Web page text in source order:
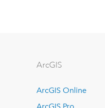
ArcGIS
ArcGIS Online